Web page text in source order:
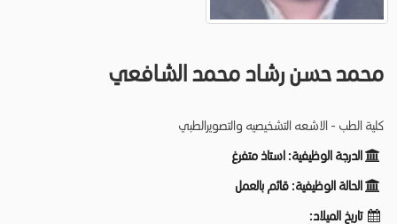
محمد حسن رشاد محمد الشافعي
كلية الطب - الاشعه التشخيصيه والتصويرالطبي
الدرجة الوظيفية: استاذ متفرغ
الحالة الوظيفية: قائم بالعمل
تاريخ الميلاد: